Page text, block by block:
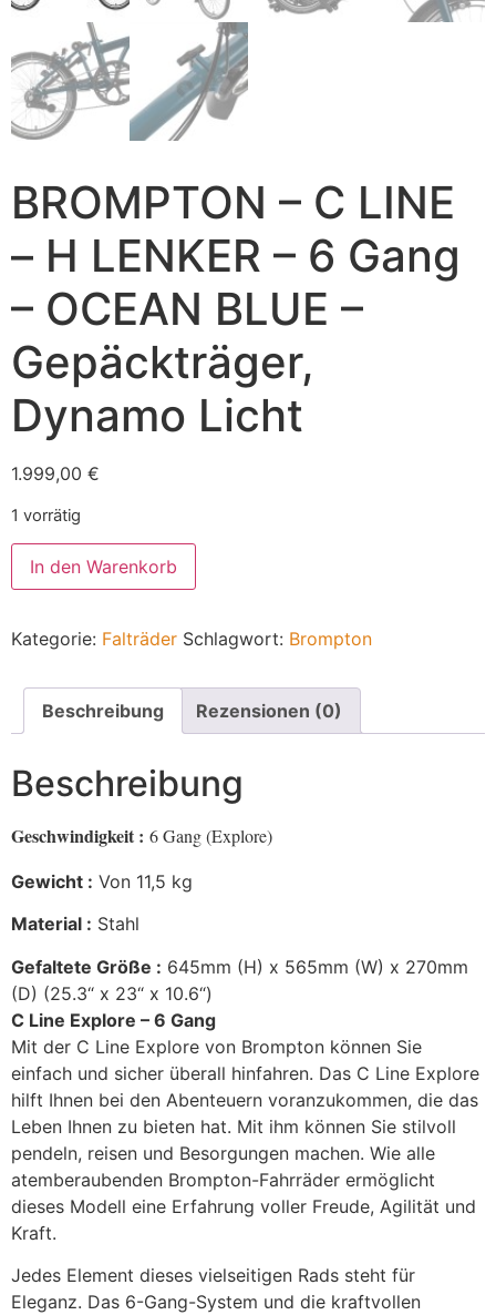
BROMPTON – C LINE
– H LENKER – 6 Gang
– OCEAN BLUE –
Gepäckträger,
Dynamo Licht
1.999,00 €
1 vorrätig
In den Warenkorb
Kategorie: Falträder Schlagwort: Brompton
Beschreibung Rezensionen (0)
Beschreibung
Geschwindigkeit : 6 Gang (Explore)
Gewicht : Von 11,5 kg
Material : Stahl
Gefaltete Größe : 645mm (H) x 565mm (W) x 270mm
(D) (25.3“ x 23“ x 10.6“)
C Line Explore – 6 Gang
Mit der C Line Explore von Brompton können Sie
einfach und sicher überall hinfahren. Das C Line Explore
hilft Ihnen bei den Abenteuern voranzukommen, die das
Leben Ihnen zu bieten hat. Mit ihm können Sie stilvoll
pendeln, reisen und Besorgungen machen. Wie alle
atemberaubenden Brompton-Fahrräder ermöglicht
dieses Modell eine Erfahrung voller Freude, Agilität und
Kraft.
Jedes Element dieses vielseitigen Rads steht für
Eleganz. Das 6-Gang-System und die kraftvollen